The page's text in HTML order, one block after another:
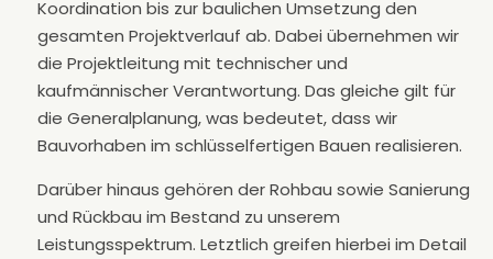
Koordination bis zur baulichen Umsetzung den
gesamten Projektverlauf ab. Dabei übernehmen wir
die Projektleitung mit technischer und
kaufmännischer Verantwortung. Das gleiche gilt für
die Generalplanung, was bedeutet, dass wir
Bauvorhaben im schlüsselfertigen Bauen realisieren.
Darüber hinaus gehören der Rohbau sowie Sanierung
und Rückbau im Bestand zu unserem
Leistungsspektrum. Letztlich greifen hierbei im Detail